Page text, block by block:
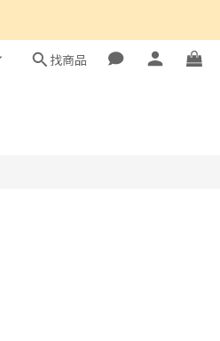
找商品